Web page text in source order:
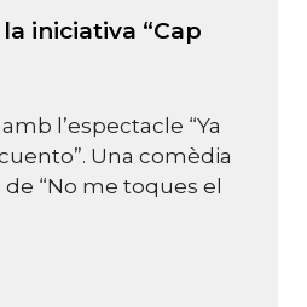
iniciativa “Cap
l’espectacle “Ya
Una comèdia
“No me toques el